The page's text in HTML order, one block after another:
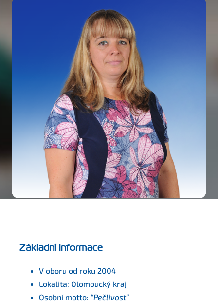
Základní informace
V oboru od roku 2004
Lokalita: Olomoucký kraj
Osobní motto: “Pečlivost”